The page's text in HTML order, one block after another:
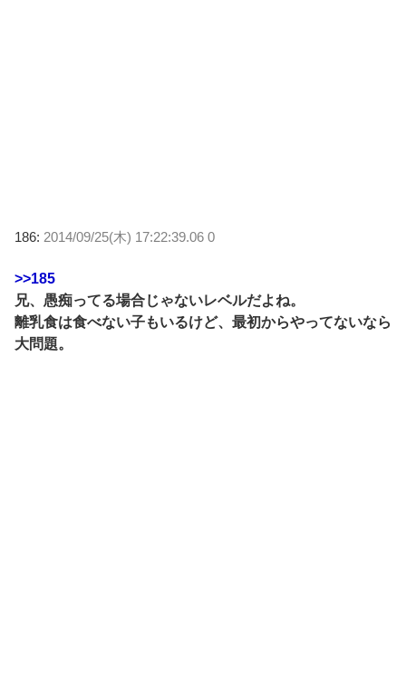
186: 2014/09/25(木) 17:22:39.06 0
>>185
兄、愚痴ってる場合じゃないレベルだよね。
離乳食は食べない子もいるけど、最初からやってないなら
大問題。